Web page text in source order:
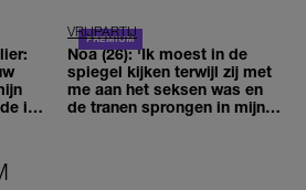
ik
VRIJPARTIJ
Noa (26): 'Ik moest in de
spiegel kijken terwijl zij met
me aan het seksen was en
de tranen sprongen in mijn